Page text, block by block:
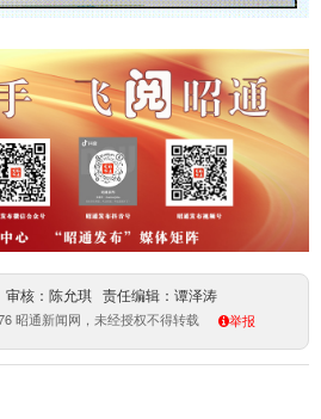
核：陈允琪 责任编辑：谭泽涛
昭通新闻网，未经授权不得转载 举报